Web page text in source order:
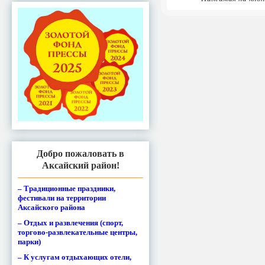
Добро пожаловать в
Аксайский район!
– Традиционные праздники,
фестивали на территории
Аксайского района
– Отдых и развлечения (спорт,
торгово-развлекательные центры,
парки)
– К услугам отдыхающих отели,